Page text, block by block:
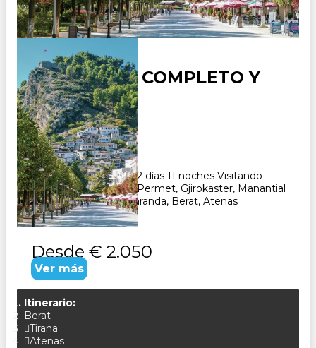
ALBANIA AL COMPLETO Y
ATENAS
Duración:
12Días11Noches
Paquete Turístico de 12 días 11 noches Visitando
Tirana, Elbasan, Korca, Permet, Gjirokaster, Manantial
del Ojo Azul, Atevas Saranda, Berat, Atenas
CONSULTAR
Desde € 2.050
Ver más
Itinerario:
Berat
Tirana
Atenas